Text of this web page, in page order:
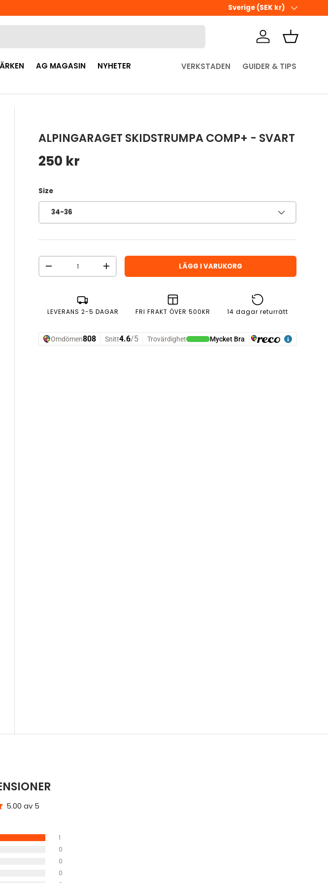
ÖPPETTIDER I BUTIKEN
Land/Region
Sverige (SEK kr)
Logga inKorg
AG MAGASIN
NYHETER
VERKSTADEN GUIDER & TIPS
ALPINGARAGET SKIDSTRUMPA COMP+ - SVART
Ordinarie pris
250 kr
Size
34-36
Antal
MINSKA ANTAL
ÖKA ANTAL LÄGG I VARUKORG
LEVERANS 2-5 DAGAR FRI FRAKT ÖVER 500KR 14 dagar returrätt
5.00 av 5
1
0
0
0